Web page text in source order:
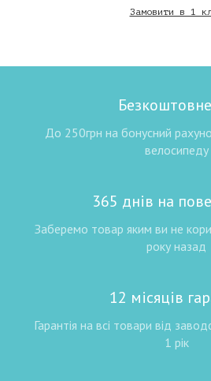
Замовити в 1
До 250грн на бонусний
велосипеду
365 днів на
Заберемо товар яким ви не
року назад
12 місяців
Гарантія на всі товари від
1 рік